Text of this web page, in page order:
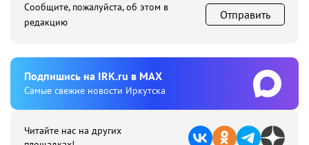
Сообщите, пожалуйста, об этом в
редакцию
Отправить
Подпишиcь на IRK.ru в MAX
Cамые свежие новости Иркутска
Читайте нас на других